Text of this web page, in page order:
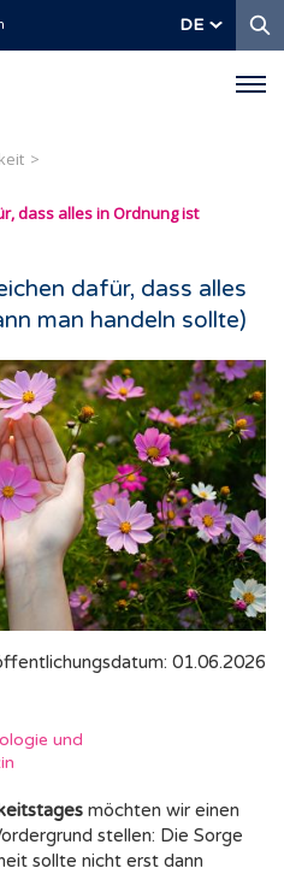
DE
dass alles in Ordnung ist
dafür, dass alles
man handeln sollte)
01.06.2026
und
möchten wir einen
stellen: Die Sorge
sollte nicht erst dann